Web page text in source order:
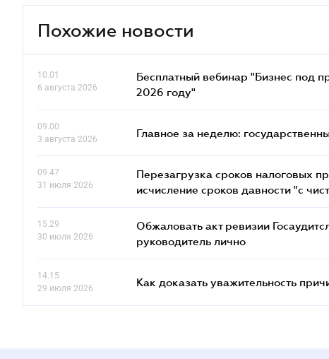
Похожие новости
10.01
6 августа 2026
Бесплатный вебинар "Бизнес под
2026 году"
09.00
3 августа 2026
Главное за неделю:
09.47
31 июля 2026
Перезагрузка сроков налоговых
исчисление сроков давности "с
15.29
30 июля 2026
Обжаловать акт ревизии
руководитель лично
14.15
29 июля 2026
Как доказать уважительность